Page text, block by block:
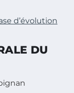
d’évolution
DU